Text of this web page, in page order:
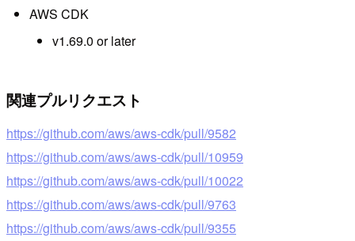
AWS CDK
v1.69.0 or later
関連プルリクエスト
https://github.com/aws/aws-cdk/pull/9582
https://github.com/aws/aws-cdk/pull/10959
https://github.com/aws/aws-cdk/pull/10022
https://github.com/aws/aws-cdk/pull/9763
https://github.com/aws/aws-cdk/pull/9355